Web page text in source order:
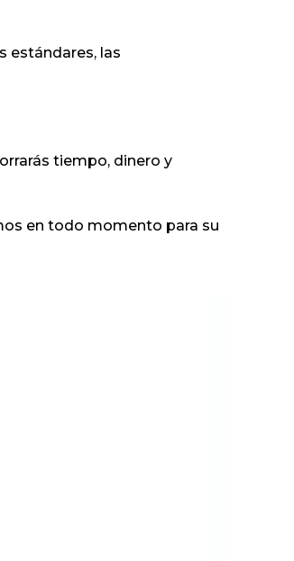
estándares, las
tiempo, dinero y
en todo momento para su